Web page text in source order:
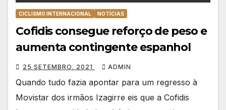
CICLISMO INTERNACIONAL NOTÍCIAS
Cofidis consegue reforço de peso e
aumenta contingente espanhol
25 SETEMBRO, 2021 ADMIN
Quando tudo fazia apontar para um regresso à
Movistar dos irmãos Izagirre eis que a Cofidis